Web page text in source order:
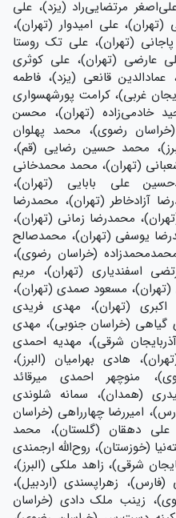
مرتضایی‌راد (یزد)، علی
علی امیدوار (تهران)،
(تهران)، علی تک روستا
عارضی (تهران)، علی کوثری
قانعی (یزد)، فاطمه
غربی)، کرامت پورشهسواری
خادمی‌زاده (تهران)، محسن
رضوی)، محمد پهلوان
محمد حسین رضایی (قم)،
(تهران)، محمد محمدخانی
علی بابایی (تهران)،
آزادخاطر (تهران)، محمدرضا
محمدرضا زمانی (تهران)،
یوسفی (تهران)، محمدصالح
(خراسان رضوی)،
اسفندیاری (تهران)، مریم
(تهران)، مسعود صمدی (تهران)،
(تهران)، مهدی فریدی
گیاهی (خراسان جنوبی)، مهدی
شرقی)، مهدیه احمدی
هادی بهرامیان (البرز)،
منوچهر احمدی میرقائد
(همدان)، سمانه شلوندی
امیررضا چهارراهی (خراسان
علی دهقان (گلستان)، محمد
(خوزستان)، روح‌الله ارجمندی
شرقی)، زاهد ملکی (البرز)،
(فارس)، زهراپسندی (اردبیل)،
زینب ملک دادی (خراسان